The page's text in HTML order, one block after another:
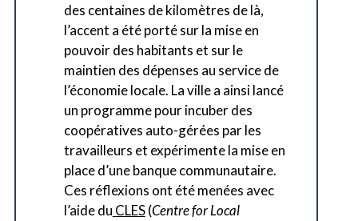
des centaines de kilomètres de là,
l’accent a été porté sur la mise en
pouvoir des habitants et sur le
maintien des dépenses au service de
l’économie locale. La ville a ainsi lancé
un programme pour incuber des
coopératives auto-gérées par les
travailleurs et expérimente la mise en
place d’une banque communautaire.
Ces réflexions ont été menées avec
l’aide du CLES(Centre for Local